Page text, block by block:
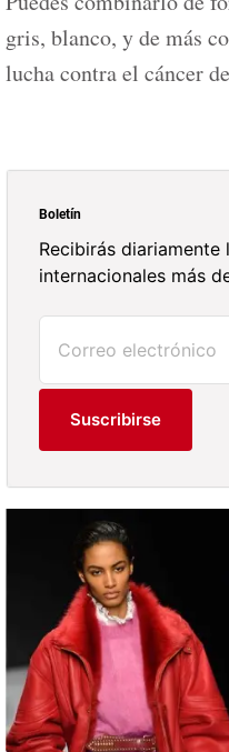
gris, blanco, y de más
lucha contra el cáncer
Boletín
Recibirás
internacionales más
Suscribirse